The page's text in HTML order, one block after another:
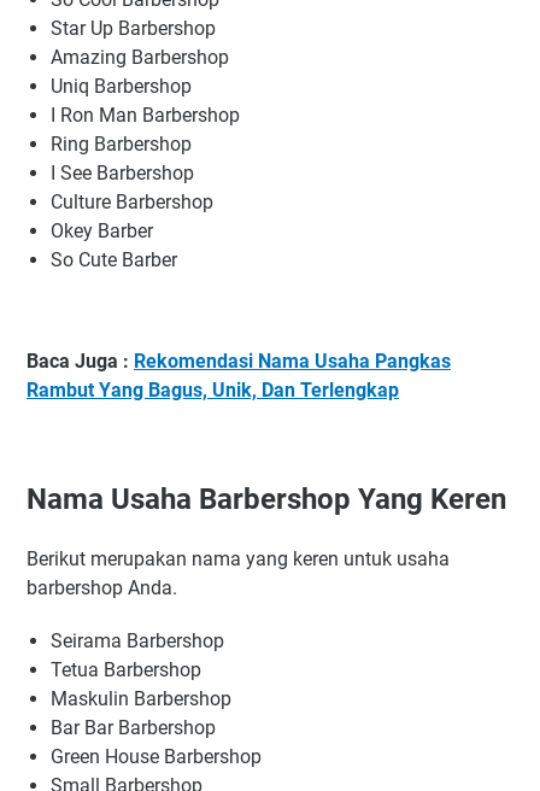
Star Up Barbershop
Amazing Barbershop
Uniq Barbershop
I Ron Man Barbershop
Ring Barbershop
I See Barbershop
Culture Barbershop
Okey Barber
So Cute Barber
Baca Juga : Rekomendasi Nama Usaha Pangkas
Rambut Yang Bagus, Unik, Dan Terlengkap
Nama Usaha Barbershop Yang Keren
Berikut merupakan nama yang keren untuk usaha
barbershop Anda.
Seirama Barbershop
Tetua Barbershop
Maskulin Barbershop
Bar Bar Barbershop
Green House Barbershop
Small Barbershop